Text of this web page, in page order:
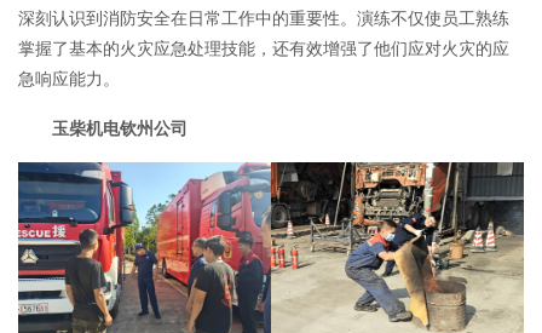
深刻认识到消防安全在日常工作中的重要性。演练不仅使员工熟练
掌握了基本的火灾应急处理技能，还有效增强了他们应对火灾的应
急响应能力。
玉柴机电钦州公司